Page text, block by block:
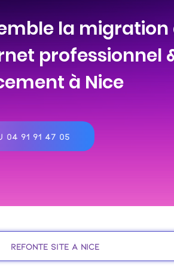
la migration
professionnel
à Nice
04 91 91 47 05
Refonte site à Nice